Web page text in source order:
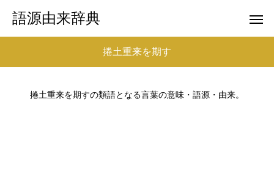
語源由来辞典
捲土重来を期す
捲土重来を期すの類語となる言葉の意味・語源・由来。